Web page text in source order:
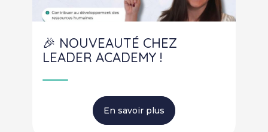
🎉 NOUVEAUTÉ CHEZ
LEADER ACADEMY !
En savoir plus